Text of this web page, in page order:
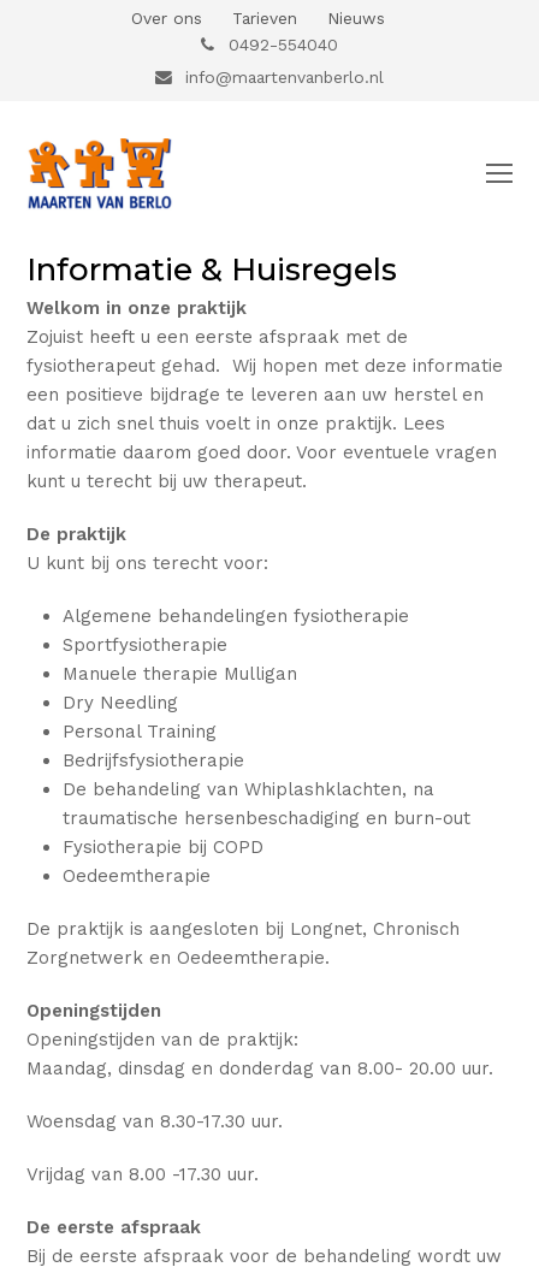
Over ons Tarieven
Nieuws
0492-554040
info@maartenvanberlo.nl
Informatie & Huisregels
Welkom in onze praktijk
Zojuist heeft u een eerste afspraak met de
fysiotherapeut gehad. Wij hopen met deze informatie
een positieve bijdrage te leveren aan uw herstel en
dat u zich snel thuis voelt in onze praktijk. Lees
informatie daarom goed door. Voor eventuele vragen
kunt u terecht bij uw therapeut.
De praktijk
U kunt bij ons terecht voor:
Algemene behandelingen fysiotherapie
Sportfysiotherapie
Manuele therapie Mulligan
Dry Needling
Personal Training
Bedrijfsfysiotherapie
De behandeling van Whiplashklachten, na
traumatische hersenbeschadiging en burn-out
Fysiotherapie bij COPD
Oedeemtherapie
De praktijk is aangesloten bij Longnet, Chronisch
Zorgnetwerk en Oedeemtherapie.
Openingstijden
Openingstijden van de praktijk:
Maandag, dinsdag en donderdag van 8.00- 20.00 uur.
Woensdag van 8.30-17.30 uur.
Vrijdag van 8.00 -17.30 uur.
De eerste afspraak
Bij de eerste afspraak voor de behandeling wordt uw